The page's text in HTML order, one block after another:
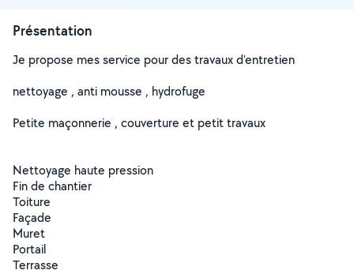
Présentation
Je propose mes service pour des travaux d'entretien
nettoyage , anti mousse , hydrofuge
Petite maçonnerie , couverture et petit travaux
Nettoyage haute pression
Fin de chantier
Toiture
Façade
Muret
Portail
Terrasse